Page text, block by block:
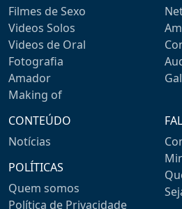
Filmes de Sexo
Videos Solos
Videos de Oral
Fotografia
Amador
Making of
CONTEÚDO
Notícias
POLÍTICAS
Quem somos
Política de Privacidade